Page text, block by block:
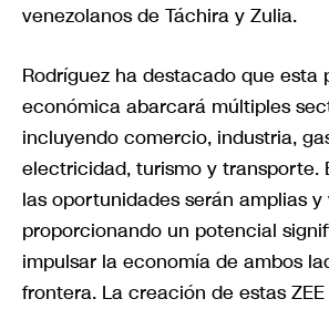
venezolanos de Táchira y Zulia.
Rodríguez ha destacado que esta
económica abarcará múltiples
incluyendo comercio, industria,
electricidad, turismo y transporte.
las oportunidades serán amplias y
proporcionando un potencial
impulsar la economía de ambos
frontera. La creación de estas